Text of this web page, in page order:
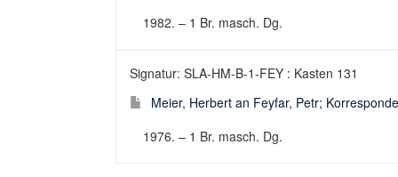
1982. – 1 Br. masch. Dg.
Signatur: SLA-HM-B-1-FEY : Kasten 131
Meier, Herbert an Feyfar, Petr;
1976. – 1 Br. masch. Dg.